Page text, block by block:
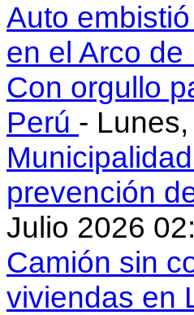
Auto
en el Arco
Con orgullo
Perú -
prevención
Julio 2026
Camión sin
viviendas en